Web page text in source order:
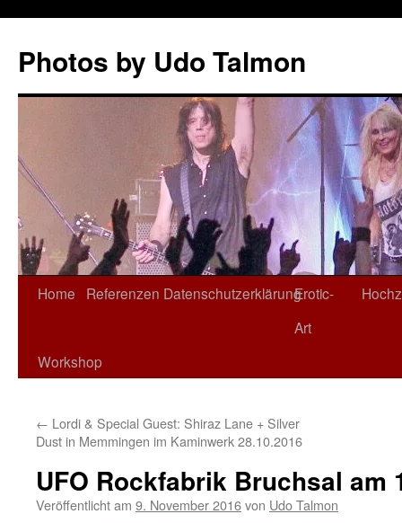
springen
Photos by Udo Talmon
Home Referenzen DatenschutzerklärungErotic-
Art
Workshop
← Lordi & Special Guest: Shiraz Lane + Silver
Dust in Memmingen im Kaminwerk 28.10.2016
UFO Rockfabrik Bruchsal am
Veröffentlicht am 9. November 2016von Udo Talmon